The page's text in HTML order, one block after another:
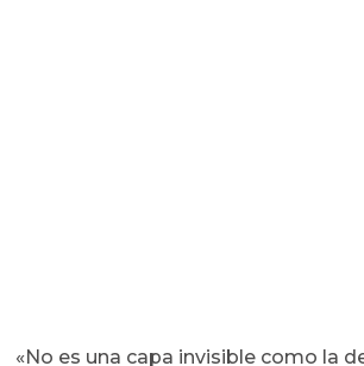
«No es una capa invisible como la